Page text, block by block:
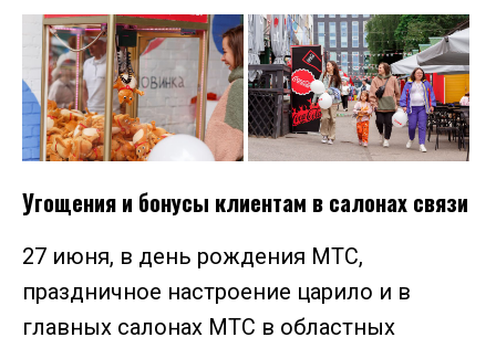
Угощения и бонусы клиентам в салонах связи
27 июня, в день рождения МТС,
праздничное настроение царило и в
главных салонах МТС в областных